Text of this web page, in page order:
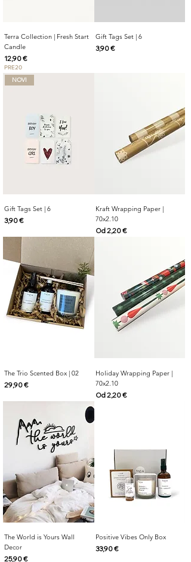
Terra Collection | Fresh Start
Candle
Cijena
12,90 €
PRE20
Gift Tags Set | 6
Cijena
3,90 €
NOVI
Gift Tags Set | 6
Cijena
3,90 €
Kraft Wrapping Paper |
70x2.10
Od 2,20 €
Cijena s popustom
The Trio Scented Box | 02
Cijena
29,90 €
Holiday Wrapping Paper |
70x2.10
Od2,20 €
Cijena s popustom
The World is Yours Wall
Decor
Cijena
25,90 €
Positive Vibes Only Box
Cijena
33,90 €